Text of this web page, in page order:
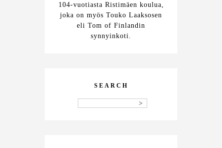
104-vuotiasta Ristimäen koulua,
joka on myös Touko Laaksosen
eli Tom of Finlandin
synnyinkoti.
SEARCH